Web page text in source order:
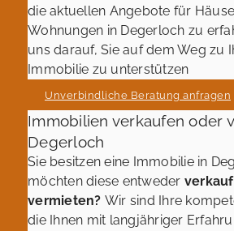
die aktuellen Angebote für
Wohnungen in Degerloch zu
uns darauf, Sie auf dem Weg zu
Immobilie zu unterstützen
Unverbindliche Beratung anfragen
Immobilien verkaufen oder
Degerloch
Sie besitzen eine Immobilie in
möchten diese entweder
vermieten? Wir sind Ihre
die Ihnen mit langjähriger